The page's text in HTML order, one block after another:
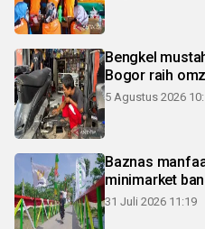
Bengkel
Bogor raih
5 Agustus 2026
Baznas
minimarket
31 Juli 2026 11:19